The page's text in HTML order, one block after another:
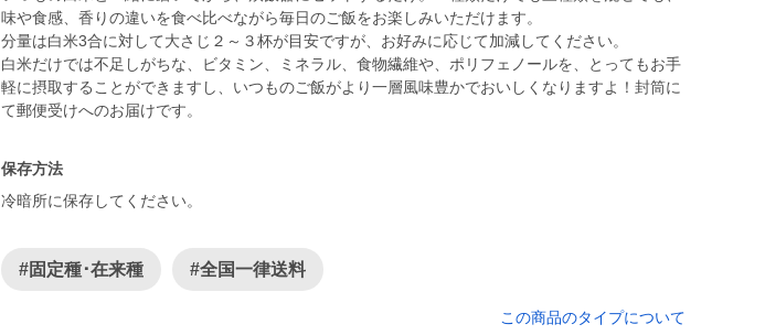
味や食感、香りの違いを食べ比べながら毎日のご飯をお楽しみいただけます。
分量は白米3合に対して大さじ２～３杯が目安ですが、お好みに応じて加減してください。
白米だけでは不足しがちな、ビタミン、ミネラル、食物繊維や、ポリフェノールを、とってもお手
軽に摂取することができますし、いつものご飯がより一層風味豊かでおいしくなりますよ！封筒に
て郵便受けへのお届けです。
保存方法
冷暗所に保存してください。
#固定種･在来種 #全国一律送料
この商品のタイプについて